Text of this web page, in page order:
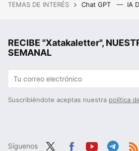
TEMAS DE INTERÉS Chat GPT IA
RECIBE "Xatakaletter",
SEMANAL
Suscribiéndote aceptas nuestra política
Síguenos